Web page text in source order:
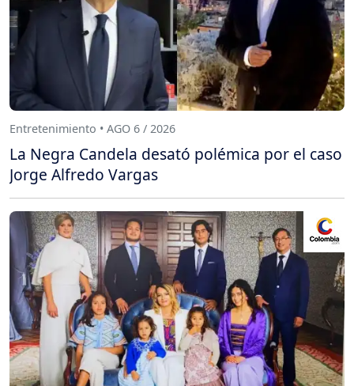
Entretenimiento • AGO 6 / 2026
La Negra Candela desató polémica por el caso
Jorge Alfredo Vargas